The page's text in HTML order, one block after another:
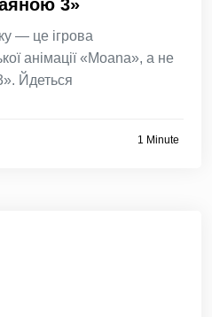
3»
— це ігрова
анімації «Moana», а не
Йдеться
1 Minute